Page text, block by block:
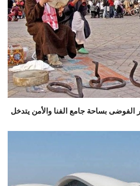
بساحة جامع الفنا والأمن يتدخل